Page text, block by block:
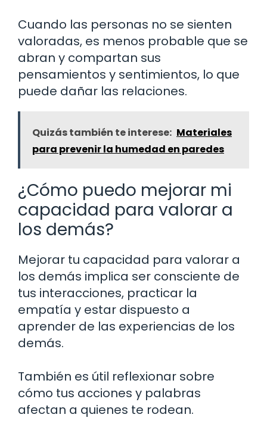
Cuando las personas no se sienten
valoradas, es menos probable que se
abran y compartan sus
pensamientos y sentimientos, lo que
puede dañar las relaciones.
Quizás también te interese: Materiales
para prevenir la humedad en paredes
¿Cómo puedo mejorar mi
capacidad para valorar a
los demás?
Mejorar tu capacidad para valorar a
los demás implica ser consciente de
tus interacciones, practicar la
empatía y estar dispuesto a
aprender de las experiencias de los
demás.
También es útil reflexionar sobre
cómo tus acciones y palabras
afectan a quienes te rodean.